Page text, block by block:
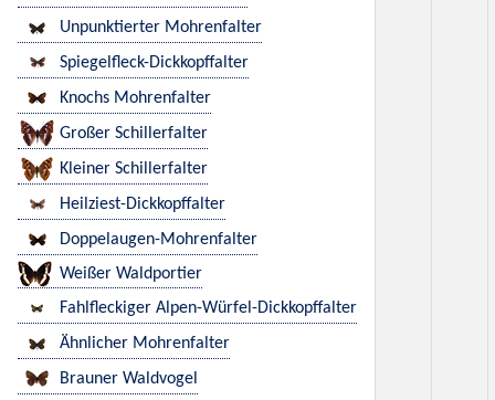
Unpunktierter Mohrenfalter
Spiegelfleck-Dickkopffalter
Knochs Mohrenfalter
Großer Schillerfalter
Kleiner Schillerfalter
Heilziest-Dickkopffalter
Doppelaugen-Mohrenfalter
Weißer Waldportier
Fahlfleckiger Alpen-Würfel-Dickkopffalter
Ähnlicher Mohrenfalter
Brauner Waldvogel